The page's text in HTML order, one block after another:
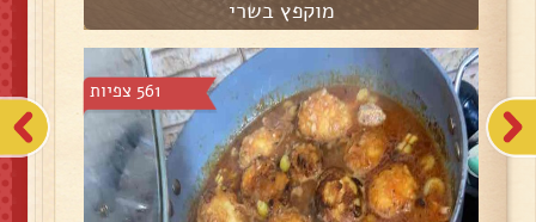
מוקפץ בשרי
561 צפיות